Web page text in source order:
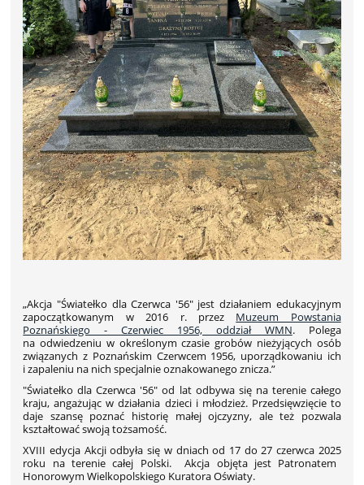
„Akcja "Światełko dla Czerwca '56" jest działaniem edukacyjnym
zapoczątkowanym w 2016 r. przez Muzeum Powstania
Poznańskiego - Czerwiec 1956, oddział WMN. Polega
na odwiedzeniu w określonym czasie grobów nieżyjących osób
związanych z Poznańskim Czerwcem 1956, uporządkowaniu ich
i zapaleniu na nich specjalnie oznakowanego znicza.”
"Światełko dla Czerwca '56" od lat odbywa się na terenie całego
kraju, angażując w działania dzieci i młodzież. Przedsięwzięcie to
daje szansę poznać historię małej ojczyzny, ale też pozwala
kształtować swoją tożsamość.
XVIII edycja Akcji odbyła się w dniachod 17 do 27 czerwca 2025
roku na terenie całej Polski. Akcja objęta jest Patronatem
Honorowym Wielkopolskiego Kuratora Oświaty.